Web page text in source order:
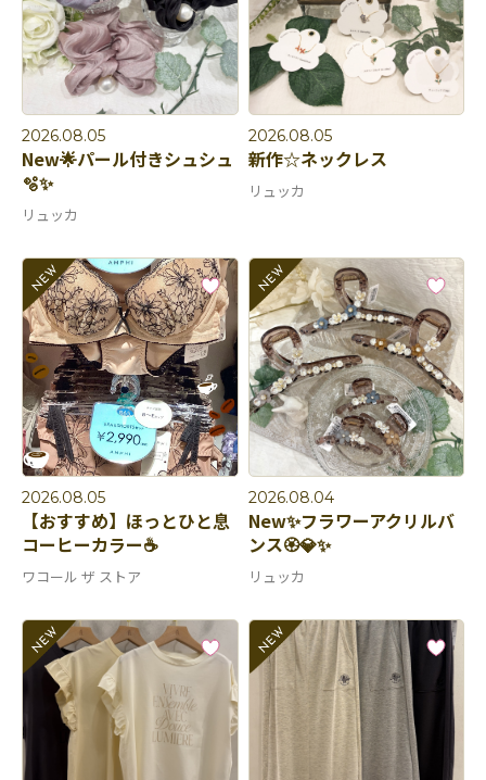
2026.08.05
New🌟パール付きシュシュ
🫧✨
リュッカ
2026.08.05
新作☆ネックレス
リュッカ
2026.08.05
【おすすめ】ほっとひと息
コーヒーカラー☕️
ワコール ザ ストア
2026.08.04
New✨フラワーアクリルバ
ンス🏵💎✨
リュッカ